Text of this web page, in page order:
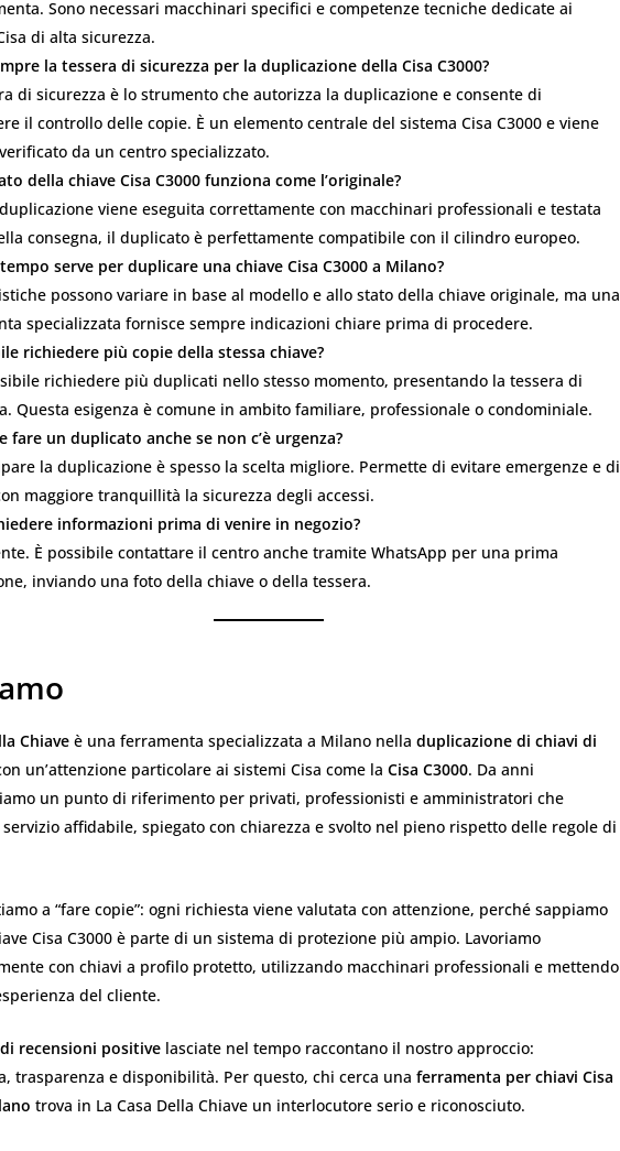
Sono necessari macchinari specifici e competenze tecniche dedicate ai
di alta sicurezza.
la tessera di sicurezza per la duplicazione della Cisa C3000?
di sicurezza è lo strumento che autorizza la duplicazione e consente di
il controllo delle copie. È un elemento centrale del sistema Cisa C3000 e viene
da un centro specializzato.
della chiave Cisa C3000 funziona come l’originale?
viene eseguita correttamente con macchinari professionali e testata
consegna, il duplicato è perfettamente compatibile con il cilindro europeo.
serve per duplicare una chiave Cisa C3000 a Milano?
possono variare in base al modello e allo stato della chiave originale, ma una
specializzata fornisce sempre indicazioni chiare prima di procedere.
richiedere più copie della stessa chiave?
richiedere più duplicati nello stesso momento, presentando la tessera di
Questa esigenza è comune in ambito familiare, professionale o condominiale.
fare un duplicato anche se non c’è urgenza?
la duplicazione è spesso la scelta migliore. Permette di evitare emergenze e di
maggiore tranquillità la sicurezza degli accessi.
informazioni prima di venire in negozio?
È possibile contattare il centro anche tramite WhatsApp per una prima
inviando una foto della chiave o della tessera.
Chiave è una ferramenta specializzata a Milano nella duplicazione di chiavi di
un’attenzione particolare ai sistemi Cisa come la Cisa C3000. Da anni
un punto di riferimento per privati, professionisti e amministratori che
affidabile, spiegato con chiarezza e svolto nel pieno rispetto delle regole di
a “fare copie”: ogni richiesta viene valutata con attenzione, perché sappiamo
Cisa C3000 è parte di un sistema di protezione più ampio. Lavoriamo
con chiavi a profilo protetto, utilizzando macchinari professionali e mettendo
del cliente.
recensioni positive lasciate nel tempo raccontano il nostro approccio:
trasparenza e disponibilità. Per questo, chi cerca una ferramenta per chiavi Cisa
trova in La Casa Della Chiave un interlocutore serio e riconosciuto.